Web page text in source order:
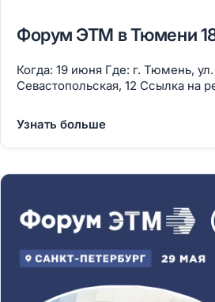
Форум ЭТМ в Тюмени
Когда: 19 июня Где: г. Тюмень, ул.
Севастопольская, 12 Ссылка на
Узнать больше